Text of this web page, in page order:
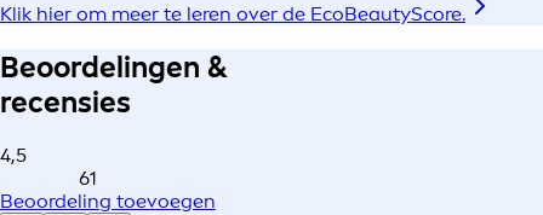
Klik hier om meer te leren over de EcoBeautyScore.
Beoordelingen &
recensies
4,5
61
Beoordeling toevoegen